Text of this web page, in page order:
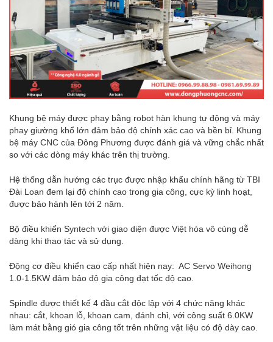
Khung bệ máy được phay bằng robot hàn khung tự động và máy
phay giường khổ lớn đảm bảo độ chính xác cao và bền bỉ. Khung
bệ máy CNC của Đông Phương được đánh giá và vững chắc nhất
so với các dòng máy khác trên thị trường.
Hệ thống dẫn hướng các trục được nhập khẩu chính hãng từ TBI
Đài Loan đem lại độ chính cao trong gia công, cực kỳ linh hoạt,
được bảo hành lên tới 2 năm.
Bộ điều khiển Syntech với giao diện được Việt hóa vô cùng dễ
dàng khi thao tác và sử dụng.
Động cơ điều khiển cao cấp nhất hiện nay: AC Servo Weihong
1.0-1.5KW đảm bảo độ gia công đạt tốc độ cao.
Spindle được thiết kế 4 đầu cắt độc lập với 4 chức năng khác
nhau: cắt, khoan lỗ, khoan cam, đánh chỉ, với công suất 6.0KW
làm mát bằng gió gia công tốt trên những vật liệu có độ dày cao.